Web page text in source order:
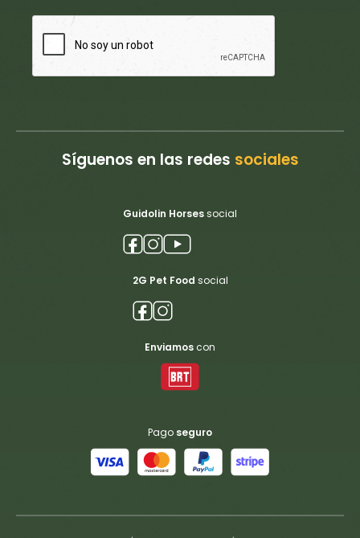
Síguenos en las redes sociales
Guidolin Horsessocial
2G Pet Food social
Enviamoscon
Pago seguro